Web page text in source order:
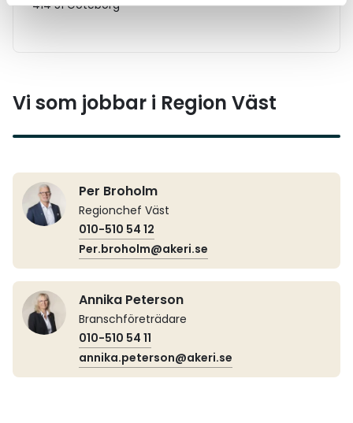
414 51 Göteborg
Vi som jobbar i Region Väst
Per Broholm
Regionchef Väst
010-510 54 12
Per.broholm@akeri.se
Annika Peterson
Branschföreträdare
010-510 54 11
annika.peterson@akeri.se